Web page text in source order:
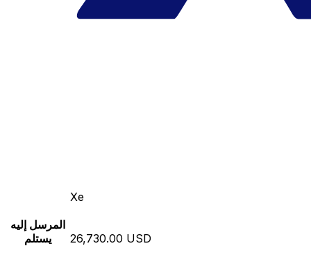
Xe
المرسل إليه
يستلم
26,730.00 USD